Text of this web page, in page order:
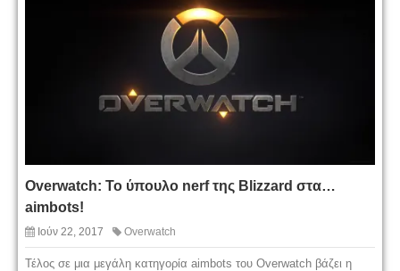
Overwatch: To ύπουλο nerf της Blizzard στα…
aimbots!
Ιούν 22, 2017 Overwatch
Τέλος σε μια μεγάλη κατηγορία aimbots του Overwatch βάζει η